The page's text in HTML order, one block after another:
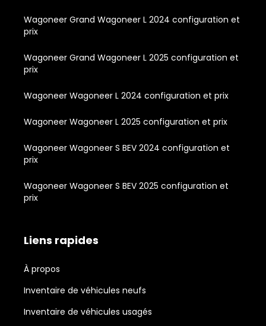
Wagoneer Grand Wagoneer L 2024 configuration et
prix
Wagoneer Grand Wagoneer L 2025 configuration et
prix
Wagoneer Wagoneer L 2024 configuration et prix
Wagoneer Wagoneer L 2025 configuration et prix
Wagoneer Wagoneer S BEV 2024 configuration et
prix
Wagoneer Wagoneer S BEV 2025 configuration et
prix
Liens rapides
À propos
Inventaire de véhicules neufs
Inventaire de véhicules usagés